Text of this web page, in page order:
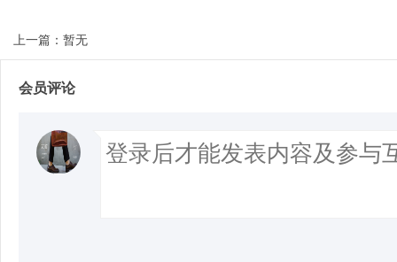
上一篇：暂无
会员评论